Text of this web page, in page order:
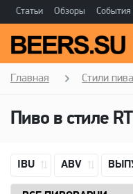
Статьи Обзоры События
Главная Стили пива
Пиво в стиле
IBU ABV